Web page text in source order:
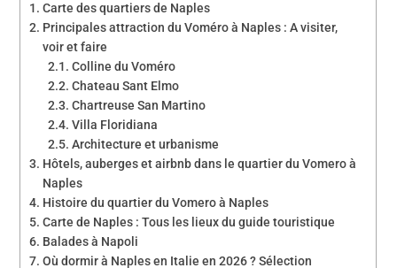
Carte des quartiers de Naples
Principales attraction du Voméro à Naples : A visiter,
voir et faire
Colline du Voméro
Chateau Sant Elmo
Chartreuse San Martino
Villa Floridiana
Architecture et urbanisme
Hôtels, auberges et airbnb dans le quartier du Vomero à
Naples
Histoire du quartier du Vomero à Naples
Carte de Naples : Tous les lieux du guide touristique
Balades à Napoli
Où dormir à Naples en Italie en 2026 ? Sélection